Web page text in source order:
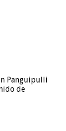
Panguipulli
de